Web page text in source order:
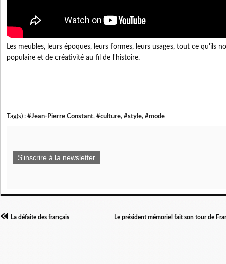
Les meubles, leurs époques, leurs formes, leurs usages, tout ce qu'ils
populaire et de créativité au fil de l'histoire.
Tag(s) : #Jean-Pierre Constant, #culture, #style, #mode
S'inscrire à la newsletter
La défaite des français Le président mémoriel fait son tour de